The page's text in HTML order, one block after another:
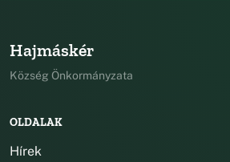
Hajmáskér
Község Önkormányzata
OLDALAK
Hírek